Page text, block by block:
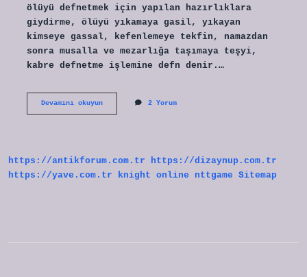
ölüyü defnetmek için yapılan hazırlıklara
giydirme, ölüyü yıkamaya gasil, yıkayan
kimseye gassal, kefenlemeye tekfin, namazdan
sonra musalla ve mezarlığa taşımaya teşyi,
kabre defnetme işlemine defn denir.…
Devamını okuyunCenaze
2 Yorum
https://antikforum.com.tr
https://dizaynup.com.tr
https://yave.com.tr
knight online nttgame Sitemap